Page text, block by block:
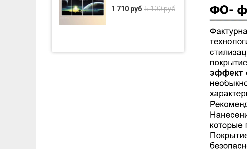
5 100 руб
1 710 руб